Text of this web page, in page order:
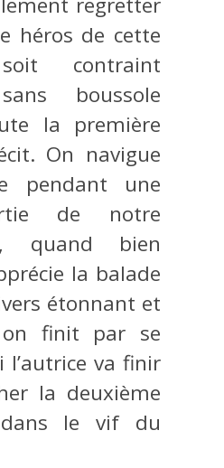
héros de cette
contraint
boussole
la première
On navigue
pendant une
de notre
quand bien
la balade
étonnant et
on finit par se
l’autrice va finir
la deuxième
le vif du